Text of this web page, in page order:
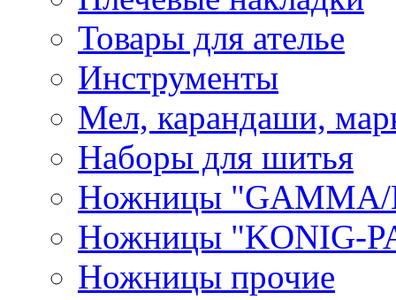
Товары для ателье
Инструменты
Мел, карандаши,
Наборы для шитья
Ножницы "GAMMA/
Ножницы "KONIG-
Ножницы прочие